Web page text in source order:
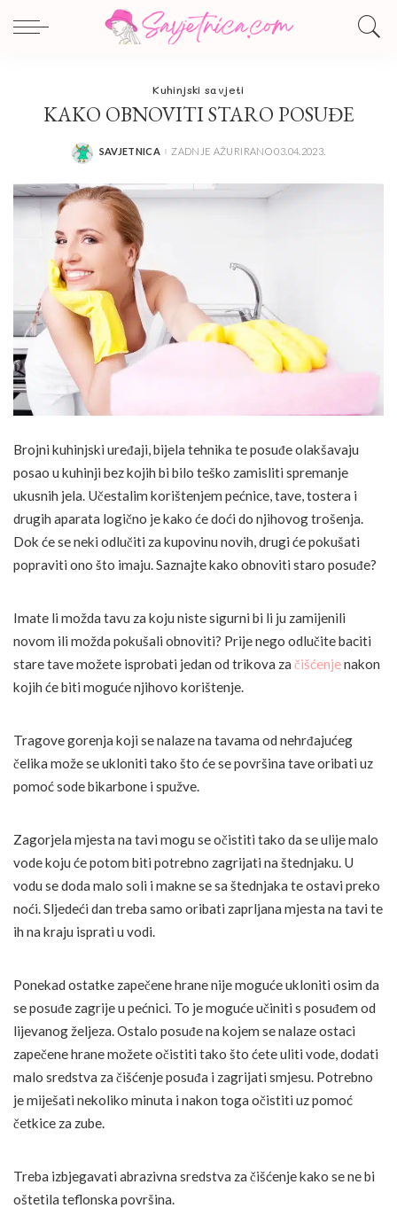
Kuhinjski savjeti
KAKO OBNOVITI STARO POSUĐE
POSTED
SAVJETNICA ZADNJE AŽURIRANO 03.04.2023.
Brojni kuhinjski uređaji, bijela tehnika te posuđe olakšavaju
posao u kuhinji bez kojih bi bilo teško zamisliti spremanje
ukusnih jela. Učestalim korištenjem pećnice, tave, tostera i
drugih aparata logično je kako će doći do njihovog trošenja.
Dok će se neki odlučiti za kupovinu novih, drugi će pokušati
popraviti ono što imaju. Saznajte kako obnoviti staro posuđe?
Imate li možda tavu za koju niste sigurni bi li ju zamijenili
novom ili možda pokušali obnoviti? Prije nego odlučite baciti
stare tave možete isprobati jedan od trikova za čišćenjenakon
kojih će biti moguće njihovo korištenje.
Tragove gorenja koji se nalaze na tavama od nehrđajućeg
čelika može se ukloniti tako što će se površina tave oribati uz
pomoć sode bikarbone i spužve.
Zagorjela mjesta na tavi mogu se očistiti tako da se ulije malo
vode koju će potom biti potrebno zagrijati na štednjaku. U
vodu se doda malo soli i makne se sa štednjaka te ostavi preko
noći. Sljedeći dan treba samo oribati zaprljana mjesta na tavi te
ih na kraju isprati u vodi.
Ponekad ostatke zapečene hrane nije moguće ukloniti osim da
se posuđe zagrije u pećnici. To je moguće učiniti s posuđem od
lijevanog željeza. Ostalo posuđe na kojem se nalaze ostaci
zapečene hrane možete očistiti tako što ćete uliti vode, dodati
malo sredstva za čišćenje posuđa i zagrijati smjesu. Potrebno
je miješati nekoliko minuta i nakon toga očistiti uz pomoć
četkice za zube.
Treba izbjegavati abrazivna sredstva za čišćenje kako se ne bi
oštetila teflonska površina.